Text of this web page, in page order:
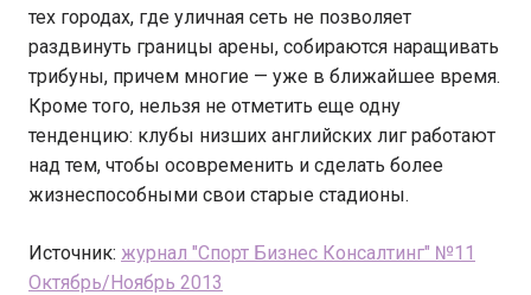
тех городах, где уличная сеть не позволяет
раздвинуть границы арены, собираются наращивать
трибуны, причем многие — уже в ближайшее время.
Кроме того, нельзя не отметить еще одну
тенденцию: клубы низших английских лиг работают
над тем, чтобы осовременить и сделать более
жизнеспособными свои старые стадионы.
Источник: журнал "Спорт Бизнес Консалтинг" №11
Октябрь/Ноябрь 2013